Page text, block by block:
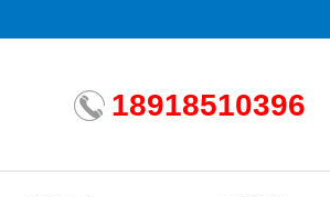
18918510396